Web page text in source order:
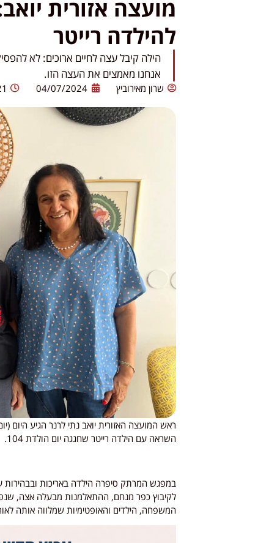
להילדה רייטר
הילה קיבל עצה לחיים ארוכים: לא
אנחנו מאמצים את העצה הזו.
שרון מאירוביץ 04/07/2024
השראה עם הילדה רייטר שחגגה יום הולדת 104.
לקיבוץ כפר מנחם, ההתאלמנות מבעלה אצה,
המשפחה, הילדים והאופטימיות שמלווה אותה